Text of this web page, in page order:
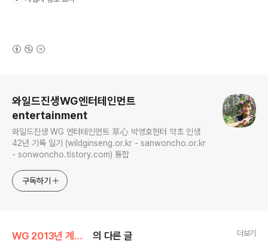
와일드진생WG엔터테인먼트
entertainment
와일드진생 WG 엔터테인먼트 草心 박영호헌터 약초 인생
42년 기록 일기 (wildginseng.or.kr - sanwoncho.or.kr
- sonwoncho.tistory.com) 통합
구독하기
WG 2013년 계사년 기록 의 다른 글 더보기